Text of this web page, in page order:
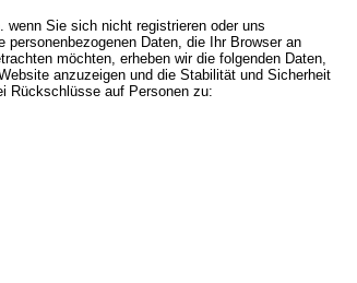
wenn Sie sich nicht registrieren oder uns
Daten, die Ihr Browser an
möchten, erheben wir die folgenden Daten,
anzuzeigen und die Stabilität und Sicherheit
Rückschlüsse auf Personen zu: